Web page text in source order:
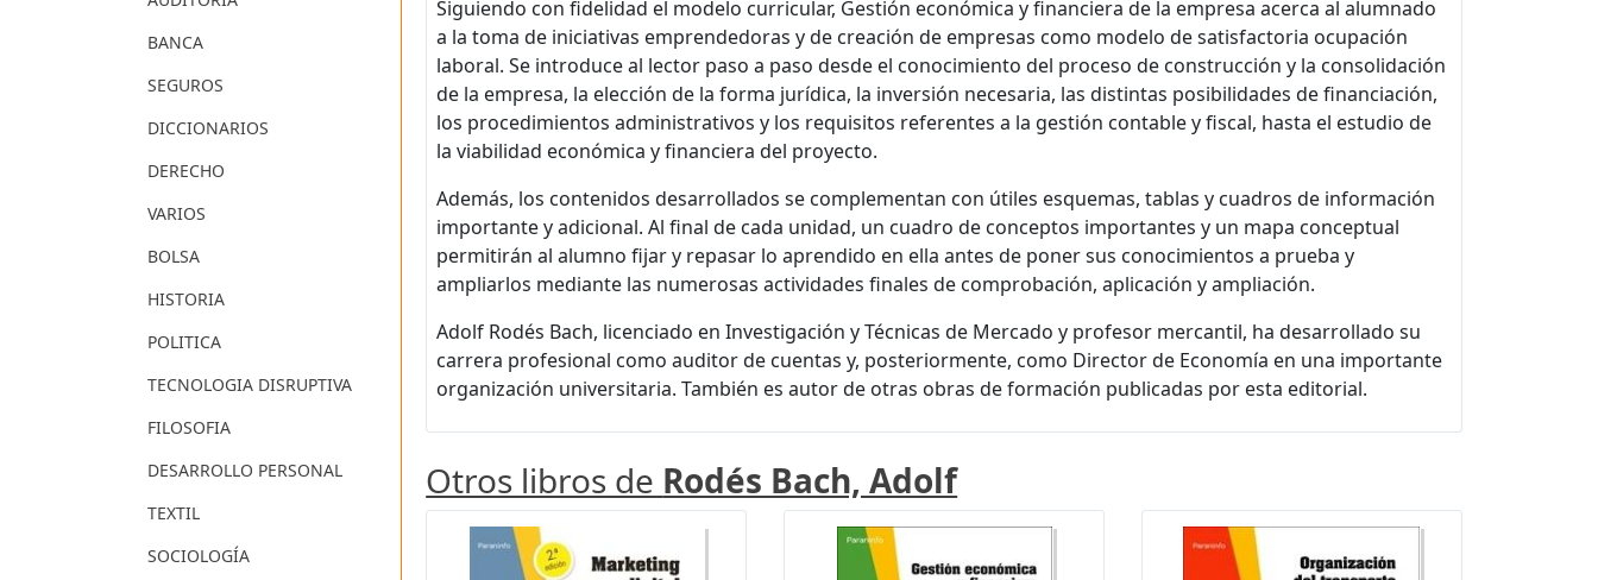
BANCA
SEGUROS
DICCIONARIOS
DERECHO
VARIOS
BOLSA
HISTORIA
POLITICA
TECNOLOGIA DISRUPTIVA
FILOSOFIA
DESARROLLO PERSONAL
TEXTIL
SOCIOLOGÍA
Siguiendo con fidelidad el modelo curricular, Gestión económica y financiera de la empresa acerca al alumnado
a la toma de iniciativas emprendedoras y de creación de empresas como modelo de satisfactoria ocupación
laboral. Se introduce al lector paso a paso desde el conocimiento del proceso de construcción y la consolidación
de la empresa, la elección de la forma jurídica, la inversión necesaria, las distintas posibilidades de financiación,
los procedimientos administrativos y los requisitos referentes a la gestión contable y fiscal, hasta el estudio de
la viabilidad económica y financiera del proyecto.
Además, los contenidos desarrollados se complementan con útiles esquemas, tablas y cuadros de información
importante y adicional. Al final de cada unidad, un cuadro de conceptos importantes y un mapa conceptual
permitirán al alumno fijar y repasar lo aprendido en ella antes de poner sus conocimientos a prueba y
ampliarlos mediante las numerosas actividades finales de comprobación, aplicación y ampliación.
Adolf Rodés Bach, licenciado en Investigación y Técnicas de Mercado y profesor mercantil, ha desarrollado su
carrera profesional como auditor de cuentas y, posteriormente, como Director de Economía en una importante
organización universitaria. También es autor de otras obras de formación publicadas por esta editorial.
Otros libros de Rodés Bach, Adolf